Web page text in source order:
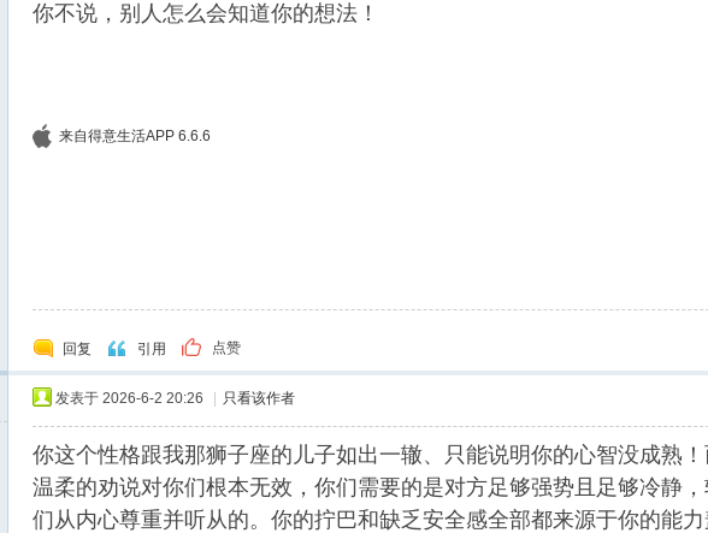
你不说，别人怎么会知道你的想法！
来自得意生活APP 6.6.6
回复 引用 点赞
发表于 2026-6-2 20:26 只看该作者
你这个性格跟我那狮子座的儿子如出一辙、只能说明你的心智没成熟！
温柔的劝说对你们根本无效，你们需要的是对方足够强势且足够冷静
们从内心尊重并听从的。你的拧巴和缺乏安全感全部都来源于你的能